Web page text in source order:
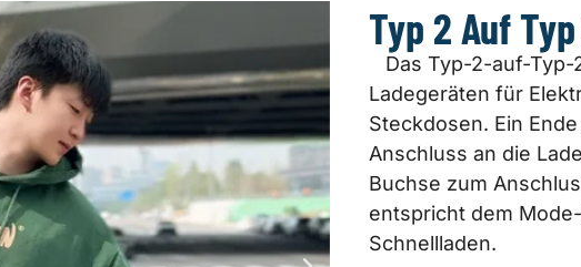
Typ 2 Auf
Das Typ-2-auf-Typ-
Ladegeräten für
Steckdosen. Ein
Anschluss an die
Buchse zum
entspricht dem
Schnellladen.